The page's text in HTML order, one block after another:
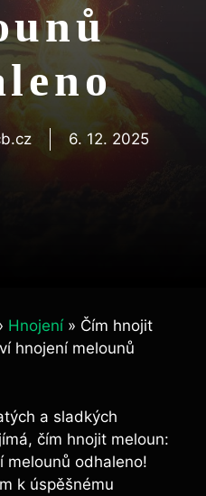
6. 12. 2025
Hnojení » Čím hnojit
hnojení melounů
a sladkých
čím hnojit meloun:
melounů odhaleno!
k úspěšnému